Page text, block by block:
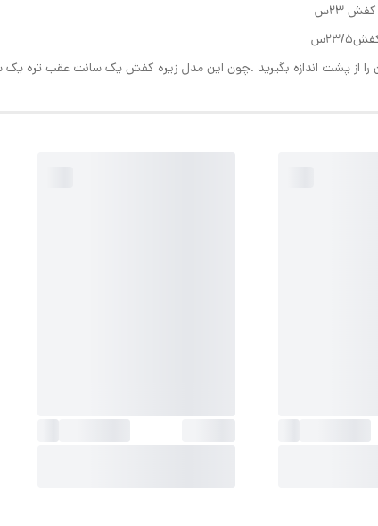
از پشت اندازه بگیرید .چون این مدل زیره کفش یک سانت عقب تره یک